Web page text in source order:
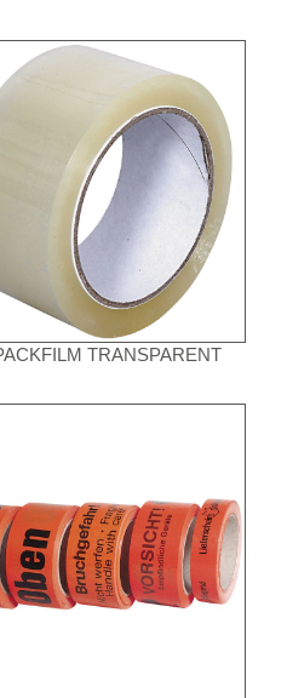
TRANSPARENT